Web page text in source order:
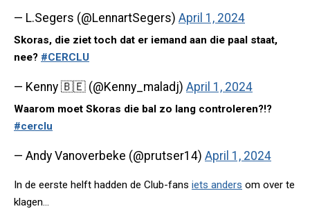
— L.Segers (@LennartSegers) April 1, 2024
Skoras, die ziet toch dat er iemand aan die paal staat,
nee? #CERCLU
— Kenny 🇧🇪 (@Kenny_maladj) April 1, 2024
Waarom moet Skoras die bal zo lang controleren?!?
#cerclu
— Andy Vanoverbeke (@prutser14) April 1, 2024
In de eerste helft hadden de Club-fans iets anders om over te
klagen...